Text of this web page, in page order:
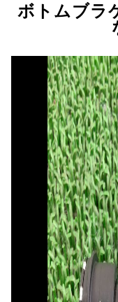
ボトムブラ